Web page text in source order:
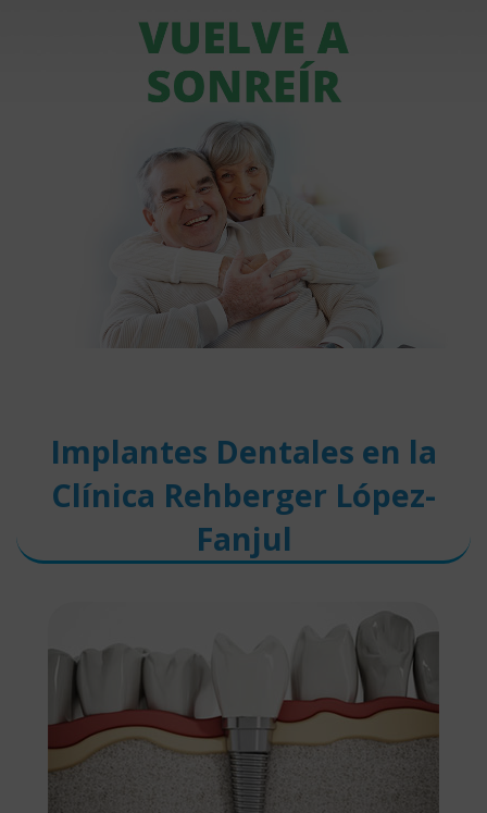
Implantes Dentales en la
Clínica Rehberger López-
Fanjul